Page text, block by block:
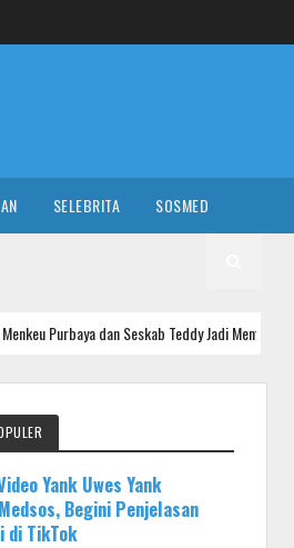
SELEBRITA SOSMED
Seskab Teddy Jadi Menteri Berkinerja Terbaik
Yank Uwes Yank
Begini Penjelasan
di TikTok